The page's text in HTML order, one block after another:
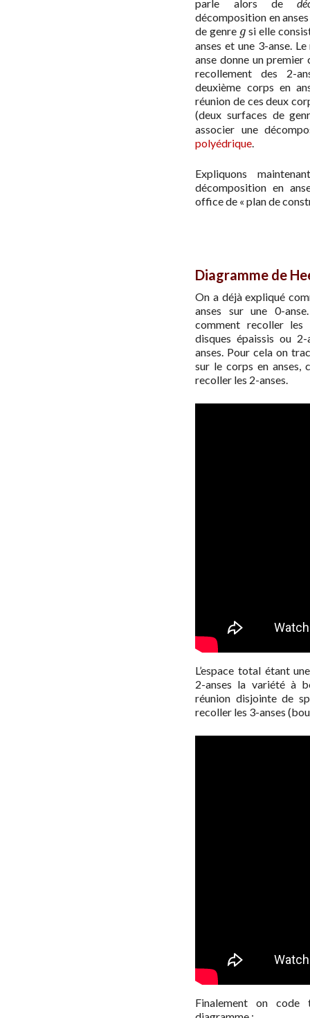
parle alors de
décomposition en
de genre g
g si elle
anses et une 3-anse.
anse donne un
recollement des 2-
deuxième corps en
réunion de ces deux
(deux surfaces de
associer une
polyédrique.
Expliquons
décomposition en
office de « plan de
Diagramme de
On a déjà expliqué
anses sur une 0-
comment recoller les
disques épaissis ou
anses. Pour cela on
sur le corps en anses,
recoller les 2-anses.
L’espace total étant
2-anses la variété à
réunion disjointe de
recoller les 3-anses
Finalement on code